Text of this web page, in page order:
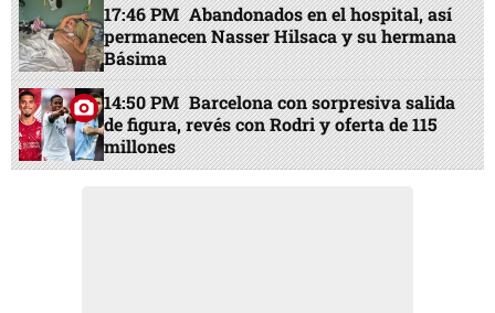
17:46 PM Abandonados en el hospital, así
permanecen Nasser Hilsaca y su hermana
Básima
14:50 PM Barcelona con sorpresiva salida
de figura, revés con Rodri y oferta de 115
millones